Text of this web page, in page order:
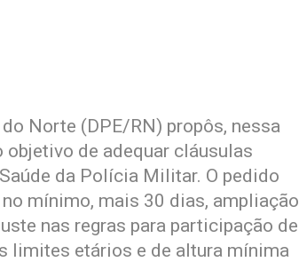
Norte (DPE/RN) propôs, nessa
de adequar cláusulas
da Polícia Militar. O pedido
mínimo, mais 30 dias, ampliação
nas regras para participação de
limites etários e de altura mínima